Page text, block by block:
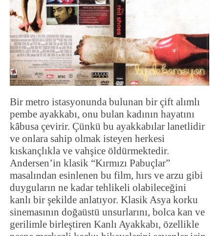
Bir metro istasyonunda bulunan bir çift alımlı
pembe ayakkabı, onu bulan kadının hayatını
kâbusa çevirir. Çünkü bu ayakkabılar lanetlidir
ve onlara sahip olmak isteyen herkesi
kıskançlıkla ve vahşice öldürmektedir.
Andersen’in klasik “Kırmızı Pabuçlar”
masalından esinlenen bu film, hırs ve arzu gibi
duyguların ne kadar tehlikeli olabileceğini
kanlı bir şekilde anlatıyor. Klasik Asya korku
sinemasının doğaüstü unsurlarını, bolca kan ve
gerilimle birleştiren Kanlı Ayakkabı, özellikle